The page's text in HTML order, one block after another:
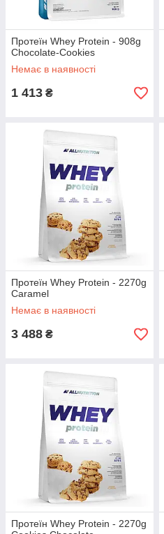
Протеїн Whey Protein - 908g
Chocolate-Cookies
Немає в наявності
1 413 ₴
Протеїн Whey Protein - 2270g
Caramel
Немає в наявності
3 488 ₴
Протеїн Whey Protein - 2270g